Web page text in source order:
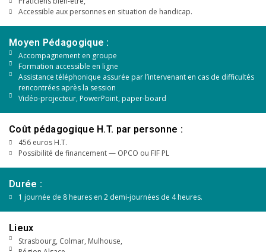
Accessible aux personnes en situation de handicap.
Moyen Pédagogique :
Accompagnement en groupe
Formation accessible en ligne
Assistance téléphonique assurée par l’intervenant en cas de difficultés
rencontrées après la session
Vidéo-projecteur, PowerPoint, paper-board
Coût pédagogique H.T. par personne :
456 euros H.T.
Possibilité de financement — OPCO ou FIF PL
Durée :
1 journée de 8 heures en 2 demi-journées de 4 heures.
Lieux
Strasbourg, Colmar, Mulhouse,